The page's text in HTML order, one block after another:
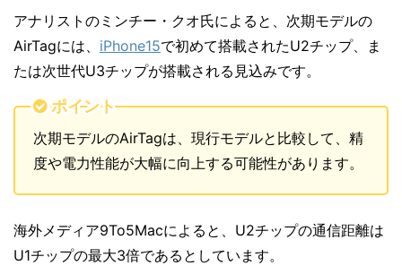
アナリストのミンチー・クオ氏によると、次期モデルの
AirTagには、 iPhone15で初めて搭載されたU2チップ、ま
たは次世代U3チップが搭載される見込みです。
ポイント
次期モデルのAirTagは、現行モデルと比較して、精
度や電力性能が大幅に向上する可能性があります。
海外メディア9To5Macによると、U2チップの通信距離は
U1チップの最大3倍であるとしています。